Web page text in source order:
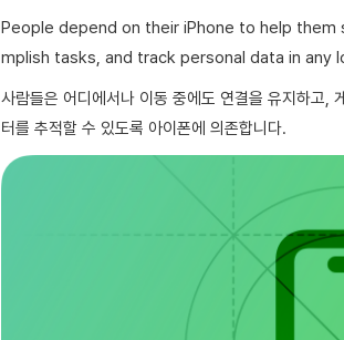
People depend on their iPhone to help
mplish tasks, and track personal data in any
사람들은 어디에서나 이동 중에도 연결을 유지하고,
터를 추적할 수 있도록 아이폰에 의존합니다.